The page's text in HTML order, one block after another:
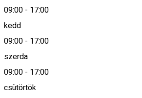
09:00 - 17:00
kedd
09:00 - 17:00
szerda
09:00 - 17:00
csütörtök
Keresd térképen